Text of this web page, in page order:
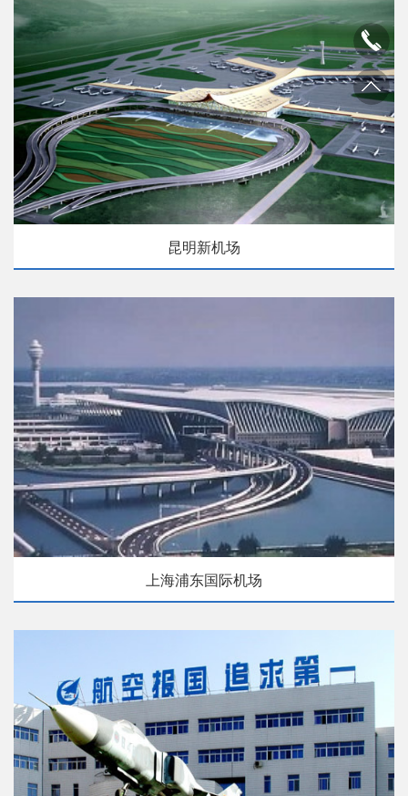
昆明新机场
上海浦东国际机场